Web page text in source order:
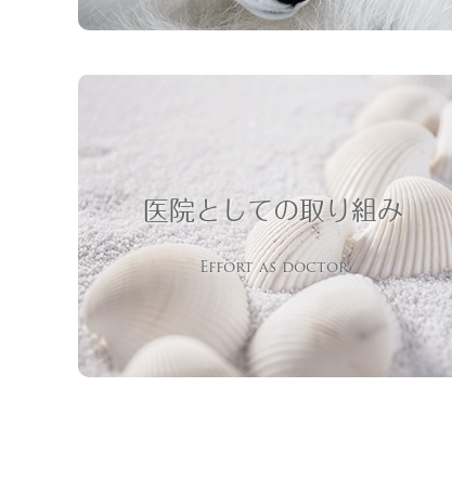
医院としての取り組み
Effort as doctor